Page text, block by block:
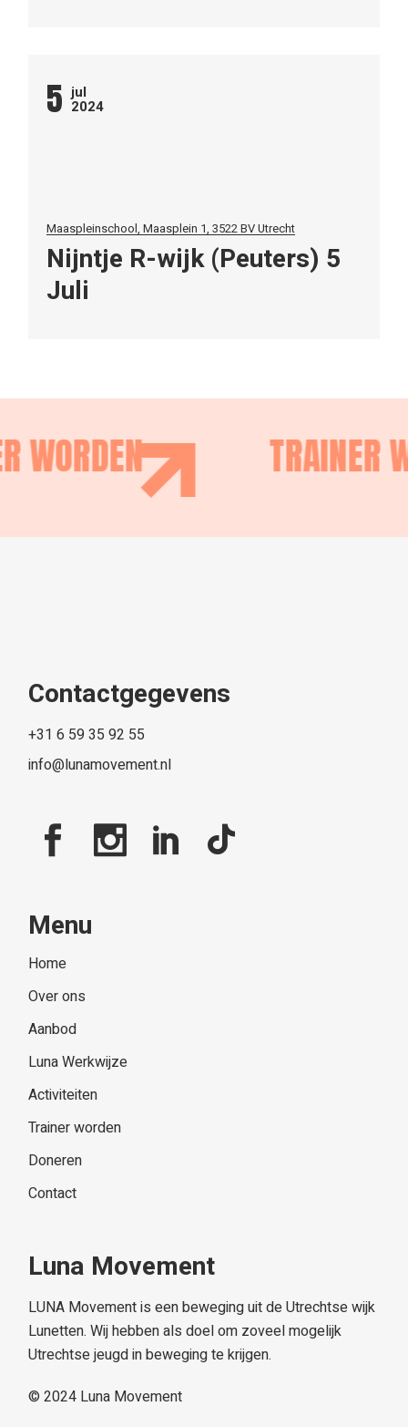
5 jul
2024
Maaspleinschool, Maasplein 1, 3522 BV Utrecht
Nijntje R-wijk (Peuters) 5
Juli
WORDEN TRAINER
Contactgegevens
+31 6 59 35 92 55
info@lunamovement.nl
Menu
Home
Over ons
Aanbod
Luna Werkwijze
Activiteiten
Trainer worden
Doneren
Contact
Luna Movement
LUNA Movement is een beweging uit de Utrechtse wijk
Lunetten. Wij hebben als doel om zoveel mogelijk
Utrechtse jeugd in beweging te krijgen.
© 2024 Luna Movement